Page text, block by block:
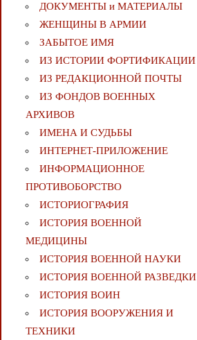
ДОКУМЕНТЫ и МАТЕРИАЛЫ
ЖЕНЩИНЫ В АРМИИ
ЗАБЫТОЕ ИМЯ
ИЗ ИСТОРИИ ФОРТИФИКАЦИИ
ИЗ РЕДАКЦИОННОЙ ПОЧТЫ
ИЗ ФОНДОВ ВОЕННЫХ
АРХИВОВ
ИМЕНА И СУДЬБЫ
ИНТЕРНЕТ-ПРИЛОЖЕНИЕ
ИНФОРМАЦИОННОЕ
ПРОТИВОБОРСТВО
ИСТОРИОГРАФИЯ
ИСТОРИЯ ВОЕННОЙ
МЕДИЦИНЫ
ИСТОРИЯ ВОЕННОЙ НАУКИ
ИСТОРИЯ ВОЕННОЙ РАЗВЕДКИ
ИСТОРИЯ ВОИН
ИСТОРИЯ ВООРУЖЕНИЯ И
ТЕХНИКИ